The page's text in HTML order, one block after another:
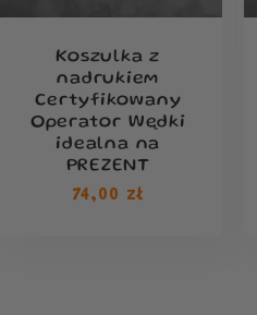
Koszulka z
nadrukiem
Certyfikowany
Operator Wędki
idealna na
PREZENT
Cena
74,00 zł